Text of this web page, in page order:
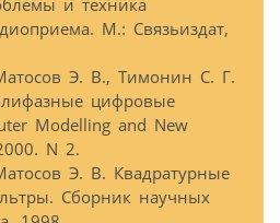
и техника
М.: Связьиздат,
Э. В., Тимонин С. Г.
цифровые
Modelling and New
N 2.
Э. В. Квадратурные
Сборник научных